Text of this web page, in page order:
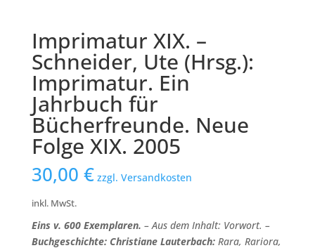
Imprimatur XIX. –
Schneider, Ute (Hrsg.):
Imprimatur. Ein
Jahrbuch für
Bücherfreunde. Neue
Folge XIX. 2005
30,00 € zzgl. Versandkosten
inkl. MwSt.
Eins v. 600 Exemplaren. – Aus dem Inhalt: Vorwort. –
Buchgeschichte: Christiane Lauterbach:Rara, Rariora,